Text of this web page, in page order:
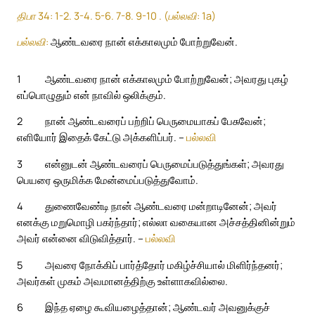
திபா 34: 1-2. 3-4. 5-6. 7-8. 9-10 . (பல்லவி: 1a)
பல்லவி: ஆண்டவரை நான் எக்காலமும் போற்றுவேன்.
1
ஆண்டவரை நான் எக்காலமும் போற்றுவேன்; அவரது புகழ்
எப்பொழுதும் என் நாவில் ஒலிக்கும்.
2
நான் ஆண்டவரைப் பற்றிப் பெருமையாகப் பேசுவேன்;
எளியோர் இதைக் கேட்டு அக்களிப்பர். – பல்லவி
3
என்னுடன் ஆண்டவரைப் பெருமைப்படுத்துங்கள்; அவரது
பெயரை ஒருமிக்க மேன்மைப்படுத்துவோம்.
4
துணைவேண்டி நான் ஆண்டவரை மன்றாடினேன்; அவர்
எனக்கு மறுமொழி பகர்ந்தார்; எல்லா வகையான அச்சத்தினின்றும்
அவர் என்னை விடுவித்தார். – பல்லவி
5
அவரை நோக்கிப் பார்த்தோர் மகிழ்ச்சியால் மிளிர்ந்தனர்;
அவர்கள் முகம் அவமானத்திற்கு உள்ளாகவில்லை.
6
இந்த ஏழை கூவியழைத்தான்; ஆண்டவர் அவனுக்குச்